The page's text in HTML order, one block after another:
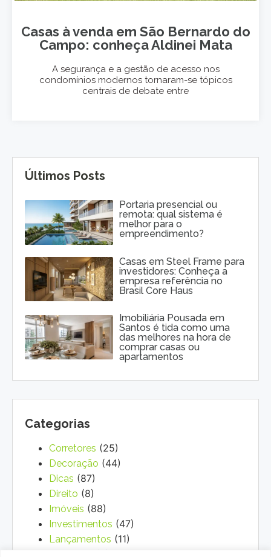
Casas à venda em São Bernardo do
Campo: conheça Aldinei Mata
A segurança e a gestão de acesso nos
condomínios modernos tornaram-se tópicos
centrais de debate entre
Últimos Posts
Portaria presencial ou
remota: qual sistema é
melhor para o
empreendimento?
Casas em Steel Frame para
investidores: Conheça a
empresa referência no
Brasil Core Haus
Imobiliária Pousada em
Santos é tida como uma
das melhores na hora de
comprar casas ou
apartamentos
Categorias
Corretores (25)
Decoração (44)
Dicas (87)
Direito (8)
Imóveis (88)
Investimentos (47)
Lançamentos (11)
(3)